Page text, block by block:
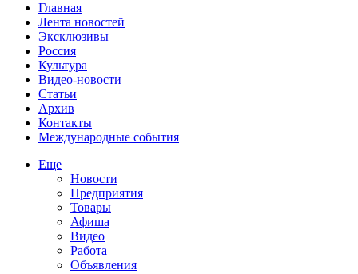
Главная
Лента новостей
Эксклюзивы
Россия
Культура
Видео-новости
Статьи
Архив
Контакты
Международные события
Еще
Новости
Предприятия
Товары
Афиша
Видео
Работа
Объявления